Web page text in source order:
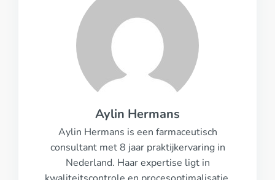
Aylin Hermans
Aylin Hermans is een farmaceutisch
consultant met 8 jaar praktijkervaring in
Nederland. Haar expertise ligt in